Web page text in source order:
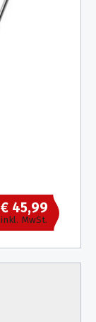
€ 45,99
inkl. MwSt.